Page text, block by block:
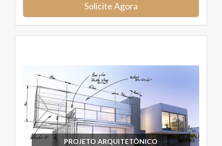
Solicite Agora
PROJETO ARQUITETÔNICO